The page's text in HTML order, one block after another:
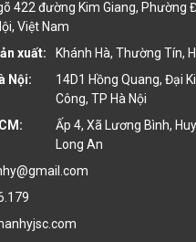
422 đường Kim Giang, Phường
Việt Nam
xuất:
Khánh Hà, Thường Tín,
Nội:
14D1 Hồng Quang, Đại
Công, TP Hà Nội
Ấp 4, Xã Lương Bình,
Long An